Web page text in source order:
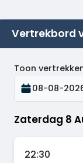
Vertrekbord
Zaterdag 8
Toon
08-08-
22:30